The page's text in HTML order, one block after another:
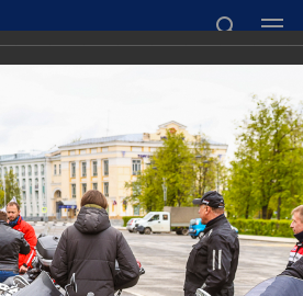
САЙТ АДМИНИСТРАЦИИ
ОКРУГА ГОРОД ДЗЕРЖИНСК
ОБЛАСТИ
погоды в Дзержинске
weather.ru/informers/